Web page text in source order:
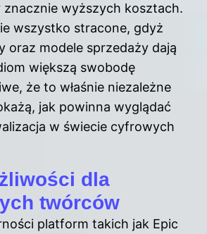
znacznie wyższych kosztach.
wszystko stracone, gdyż
oraz modele sprzedaży dają
większą swobodę
że to właśnie niezależne
jak powinna wyglądać
w świecie cyfrowych
dla
twórców
platform takich jak Epic